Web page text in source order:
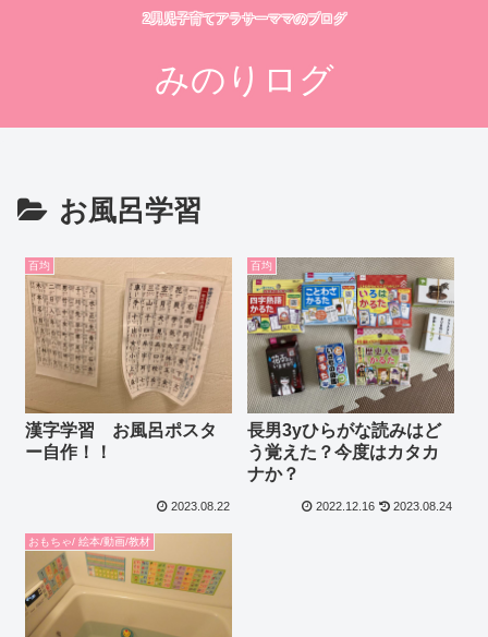
2男児子育てアラサーママのブログ
みのりログ
お風呂学習
百均
漢字学習 お風呂ポスタ
ー自作！！
2023.08.22
百均
長男3yひらがな読みはど
う覚えた？今度はカタカ
ナか？
2022.12.16 2023.08.24
おもちゃ/ 絵本/動画/教材